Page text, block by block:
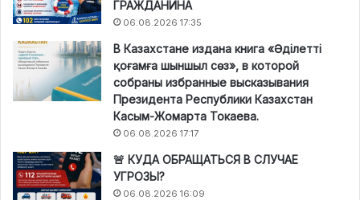
ГРАЖДАНИНА
06.08.2026 17:35
В Казахстане издана книга «Әділетті
қоғамға шыншыл сөз», в которой
собраны избранные высказывания
Президента Республики Казахстан
Касым-Жомарта Токаева.
06.08.2026 17:17
🚨 КУДА ОБРАЩАТЬСЯ В СЛУЧАЕ
УГРОЗЫ?
06.08.2026 16:09